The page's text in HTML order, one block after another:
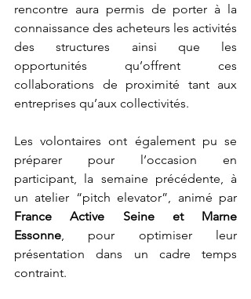
rencontre aura permis de porter à la
connaissance des acheteurs les activités
des structures ainsi que les
opportunités qu’offrent ces
collaborations de proximité tant aux
entreprises qu’aux collectivités.
Les volontaires ont également pu se
préparer pour l’occasion en
participant, la semaine précédente, à
France Active Seine et Marne
Essonne , pour optimiser leur
présentation dans un cadre temps
contraint.